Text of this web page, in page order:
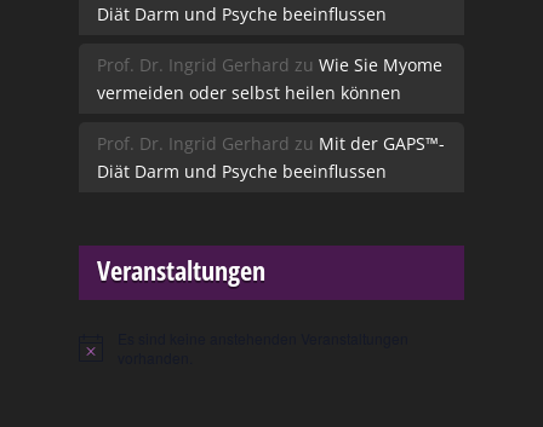
Diät Darm und Psyche beeinflussen
Prof. Dr. Ingrid Gerhard zu Wie Sie Myome
vermeiden oder selbst heilen können
Prof. Dr. Ingrid Gerhard zu Mit der GAPS™-
Diät Darm und Psyche beeinflussen
Veranstaltungen
Hinweis